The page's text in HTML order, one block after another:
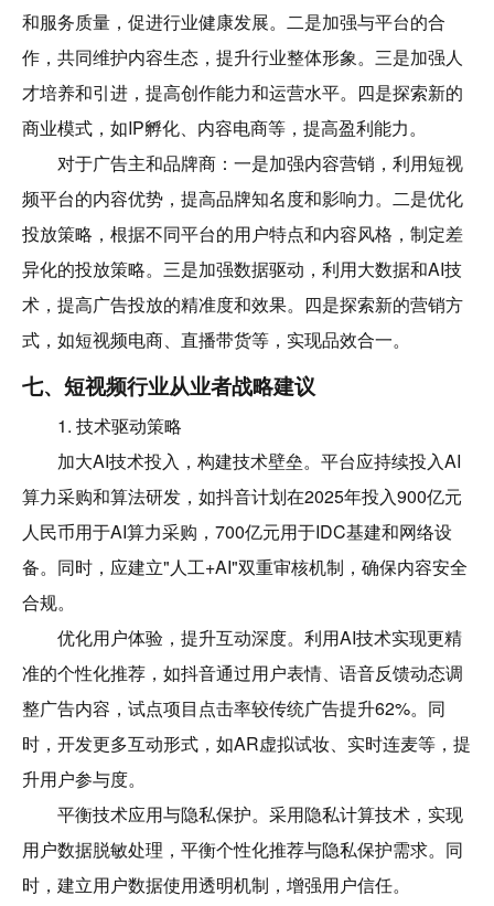
和服务质量，促进行业健康发展。二是加强与平台的合
作，共同维护内容生态，提升行业整体形象。三是加强人
才培养和引进，提高创作能力和运营水平。四是探索新的
商业模式，如IP孵化、内容电商等，提高盈利能力。
对于广告主和品牌商：一是加强内容营销，利用短视
频平台的内容优势，提高品牌知名度和影响力。二是优化
投放策略，根据不同平台的用户特点和内容风格，制定差
异化的投放策略。三是加强数据驱动，利用大数据和AI技
术，提高广告投放的精准度和效果。四是探索新的营销方
式，如短视频电商、直播带货等，实现品效合一。
七、短视频行业从业者战略建议
1. 技术驱动策略
加大AI技术投入，构建技术壁垒。平台应持续投入AI
算力采购和算法研发，如抖音计划在2025年投入900亿元
人民币用于AI算力采购，700亿元用于IDC基建和网络设
备。同时，应建立"人工+AI"双重审核机制，确保内容安全
合规。
优化用户体验，提升互动深度。利用AI技术实现更精
准的个性化推荐，如抖音通过用户表情、语音反馈动态调
整广告内容，试点项目点击率较传统广告提升62%。同
时，开发更多互动形式，如AR虚拟试妆、实时连麦等，提
升用户参与度。
平衡技术应用与隐私保护。采用隐私计算技术，实现
用户数据脱敏处理，平衡个性化推荐与隐私保护需求。同
时，建立用户数据使用透明机制，增强用户信任。